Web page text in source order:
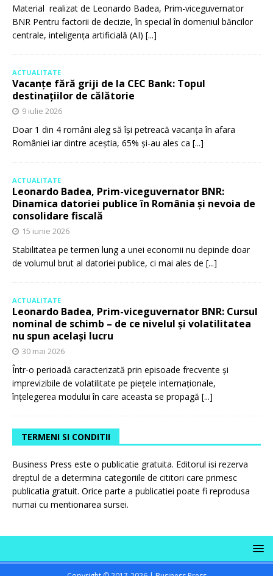
Material realizat de Leonardo Badea, Prim-viceguvernator
BNR Pentru factorii de decizie, în special în domeniul băncilor
centrale, inteligența artificială (AI) [...]
ACTUALITATE
Vacanțe fără griji de la CEC Bank: Topul
destinațiilor de călătorie
9 iulie 2026
Doar 1 din 4 români aleg să își petreacă vacanța în afara
României iar dintre aceștia, 65% și-au ales ca [...]
ACTUALITATE
Leonardo Badea, Prim-viceguvernator BNR:
Dinamica datoriei publice în România și nevoia de
consolidare fiscală
15 iunie 2026
Stabilitatea pe termen lung a unei economii nu depinde doar
de volumul brut al datoriei publice, ci mai ales de [...]
ACTUALITATE
Leonardo Badea, Prim-viceguvernator BNR: Cursul
nominal de schimb – de ce nivelul și volatilitatea
nu spun același lucru
30 mai 2026
Într-o perioadă caracterizată prin episoade frecvente și
imprevizibile de volatilitate pe piețele internaționale,
înțelegerea modului în care aceasta se propagă [...]
TERMENI SI CONDITII
Business Press este o publicatie gratuita. Editorul isi rezerva
dreptul de a determina categoriile de cititori care primesc
publicatia gratuit. Orice parte a publicatiei poate fi reprodusa
numai cu mentionarea sursei.